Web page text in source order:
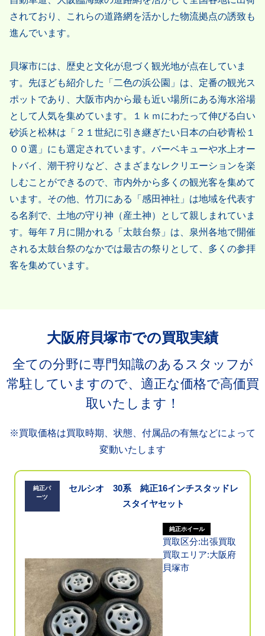
されており、これらの道路網を活かした物流拠点の誘致も
進んでいます。
貝塚市には、歴史と文化が息づく観光地が点在していま
す。先ほども紹介した「二色の浜公園」は、定番の観光ス
ポットであり、大阪市内から最も近い場所にある海水浴場
として人気を集めています。１ｋｍにわたって伸びる白い
砂浜と松林は「２１世紀に引き継ぎたい日本の白砂青松１
００選」にも選定されています。バーベキューや水上オー
トバイ、潮干狩りなど、さまざまなレクリエーションを楽
しむことができるので、市内外から多くの観光客を集めて
います。その他、竹刀にある「感田神社」は地域を代表す
る名刹で、土地の守り神（産土神）として親しまれていま
す。毎年７月に開かれる「太鼓台祭」は、泉州各地で開催
される太鼓台祭のなかでは最古の祭りとして、多くの参拝
客を集めています。
大阪府貝塚市での買取実績
全ての分野に専門知識のあるスタッフが
常駐していますので、適正な価格で高価買
取いたします！
※買取価格は買取時期、状態、付属品の有無などによって
変動いたします
純正パ
ーツ
セルシオ 30系 純正16インチスタッドレ
スタイヤセット
純正ホイール
買取区分:出張買取
買取エリア:大阪府
貝塚市